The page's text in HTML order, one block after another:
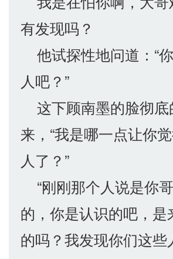
有发现吗？
他试探性地问道：“
人吧？”
这下顾南墨的脸彻底
来，“我是哪一点让你
人了？”
“刚刚那个人说是你
的，你是认识的吧，是
的吗？我发现你们这些